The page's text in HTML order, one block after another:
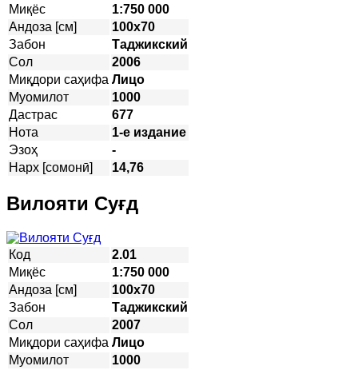
Миқёс
1:750 000
Андоза [см]
100х70
Забон
Таджикский
Сол
2006
Миқдори саҳифа Лицо
Муомилот
1000
Дастрас
677
Нота
1-е издание
Эзоҳ
-
Нарх [сомонӣ]
14,76
Вилояти Суғд
Код
2.01
Миқёс
1:750 000
Андоза [см]
100х70
Забон
Таджикский
Сол
2007
Миқдори саҳифа Лицо
Муомилот
1000